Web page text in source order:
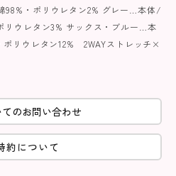
・ポリウレタン2% グレー…本体/
リウレタン3% サックス・ブルー…本
リウレタン12% 2WAYストレッチ×
のお問い合わせ
約について